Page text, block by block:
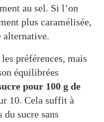
au sel. Si l’on
plus caramélisée,
alternative.
préférences, mais
équilibrées
pour 100 g de
10. Cela suffit à
sucre sans